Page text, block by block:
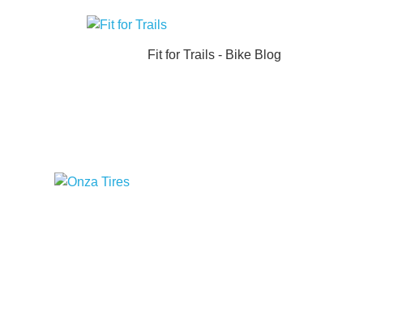
Fit for Trails - Bike Blog